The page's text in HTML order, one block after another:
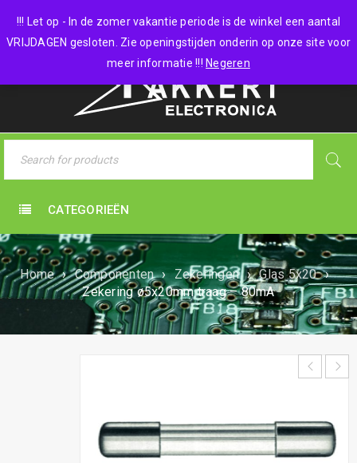
!!! Let op - In de zomer vakantie periode is de winkel een aantal
VRIJDAGEN gesloten. Zie openingstijden onderin op onze site voor
meer informatie !!! Negeren
0 items - €0,00
CATEGORIEËN
Home › Componenten › Zekeringen › Glas 5x20 ›
Zekering ø5x20mm traag – 80mA